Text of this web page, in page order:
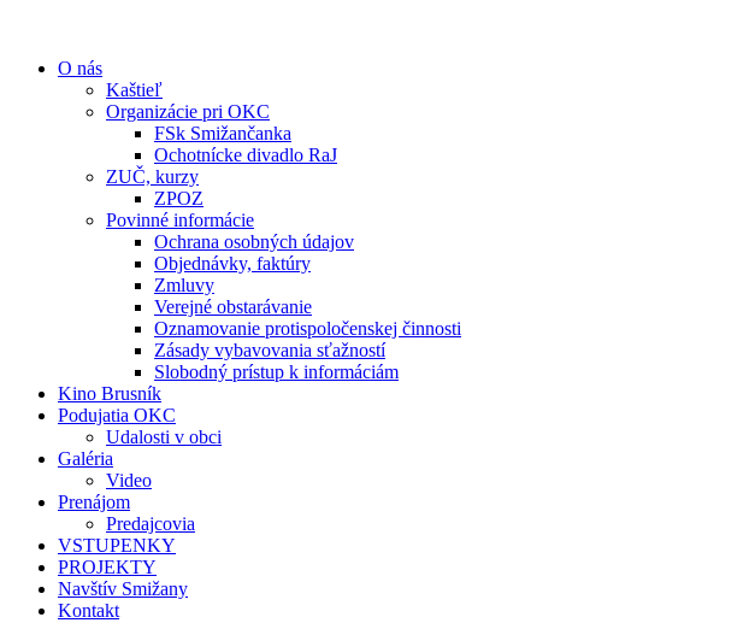
O nás
Kaštieľ
Organizácie pri OKC
FSk Smižančanka
Ochotnícke divadlo RaJ
ZUČ, kurzy
ZPOZ
Povinné informácie
Ochrana osobných údajov
Objednávky, faktúry
Zmluvy
Verejné obstarávanie
Oznamovanie protispoločenskej činnosti
Zásady vybavovania sťažností
Slobodný prístup k informáciám
Kino Brusník
Podujatia OKC
Udalosti v obci
Galéria
Video
Prenájom
Predajcovia
VSTUPENKY
PROJEKTY
Navštív Smižany
Kontakt